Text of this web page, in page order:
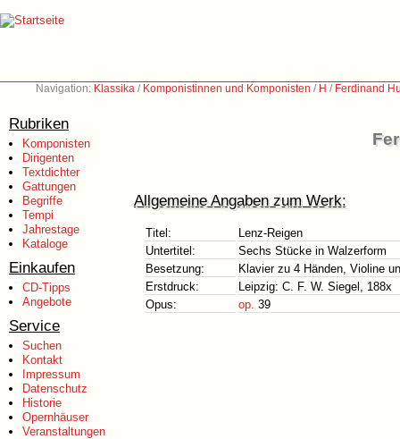
Navigation: Klassika / Komponistinnen und Komponisten / H / Ferdinand
Rubriken
Komponisten
Dirigenten
Textdichter
Gattungen
Begriffe
Tempi
Jahrestage
Kataloge
Einkaufen
CD-Tipps
Angebote
Service
Suchen
Kontakt
Impressum
Datenschutz
Historie
Opernhäuser
Veranstaltungen
Allgemeine Angaben zum Werk:
Titel:
Lenz-Reigen
Untertitel:
Sechs Stücke in Walzerform
Besetzung:
Klavier zu 4 Händen, Violine
Erstdruck:
Leipzig: C. F. W. Siegel, 188x
Opus:
op. 39